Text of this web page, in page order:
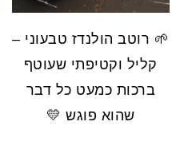
🌱 רוטב הולנדז טבעוני –
קליל וקטיפתי שעוטף
ברכות כמעט כל דבר
שהוא פוגש 💛